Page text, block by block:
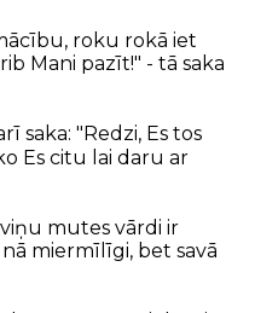
roku rokā iet
Mani pazīt!" - tā saka
saka: "Redzi, Es tos
Es citu lai daru ar
mutes vārdi ir
miermīlīgi, bet savā